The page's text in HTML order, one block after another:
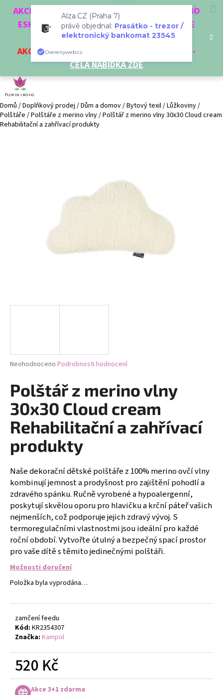
AKCE 3 + 1 ZDARMA. NAKUPTE 4 VĚCI Z NAŠEHO
ESHOPU A ČTVRTÝ NEJLEVNĚJŠÍ DOSTANETE
ZDARMA!
AKCENA VYBRANÉ VÝROBKY
-
CELÁ NABÍDKA ZDE
HledatPřihlášení
Domů /Doplňkový prodej /Dům a domov/Bytový texil/Lůžkoviny/
Polštáře /Polštáře z merino vlny/Polštář z merino vlny 30x30 Cloud cream
Rehabilitační a zahřívací produkty
Průměrné
produktu
je
0,0
z
5
hvězdiček.
Neohodnoceno Podrobnosti hodnocení
Polštář z merino vlny
30x30 Cloud cream
Rehabilitační a zahřívací
produkty
Naše dekorační dětské polštáře z 100% merino ovčí vlny
kombinují jemnost a prodyšnost pro zajištění pohodlí a
zdravého spánku. Ručně vyrobené a hypoalergenní,
poskytují skvělou oporu pro hlavičku a krční páteř vašich
nejmenších, což podporuje jejich zdravý vývoj. S
termoregulačními vlastnostmi jsou ideální pro každé
roční období. Vytvořte útulný a bezpečný spací prostor
pro vaše dítě s těmito jedinečnými polštáři.
Možnosti doručení
Položka byla vyprodána…
zamčení feedu
Kód: KR2354307
Značka: Kampol
520 Kč
Měrná
cena:Akce 3+1 zdarma
Zpět
Zpět
p
o
t
ř
D
o
p
o
r
u
č
u
j
e
m
e
GUMIČKY
NA
VÝROBU
NÁRAMKŮ
SADA
4400KS
FLOR
Kč
Alza.CZ (Praha 7)
právě objednal: Prasátko - trezor /
elektronický bankomat 23545
Overenyweb.cz